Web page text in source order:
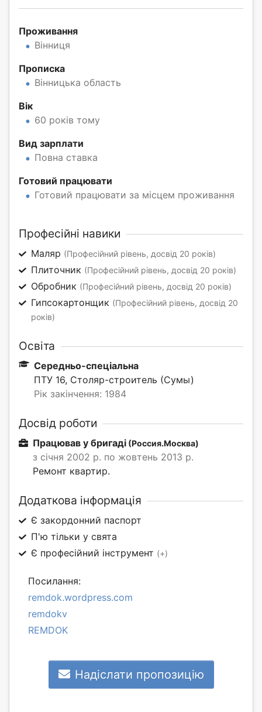
Проживання
Вінниця
Прописка
Вінницька область
Вік
60 років тому
Вид зарплати
Повна ставка
Готовий працювати
Готовий працювати за місцем проживання
Професійні навики
Маляр (Професійний рівень, досвід 20 років)
Плиточник (Професійний рівень, досвід 20 років)
Обробник (Професійний рівень, досвід 20 років)
Гипсокартонщик (Професійний рівень, досвід 20
років)
Освіта
Середньо-спеціальна
ПТУ 16, Столяр-строитель (Сумы)
Рік закінчення: 1984
Досвід роботи
Працював у бригаді (Россия.Москва)
з січня 2002 р. по жовтень 2013 р.
Ремонт квартир.
Додаткова інформація
Є закордонний паспорт
П'ю тільки у свята
Є професійний інструмент (+)
Посилання:
remdok.wordpress.com
remdokv
REMDOK
Надіслати пропозицію